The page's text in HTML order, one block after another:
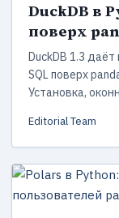
DuckDB в
поверх
DuckDB 1.3
SQL поверх
Установка,
Editorial Team